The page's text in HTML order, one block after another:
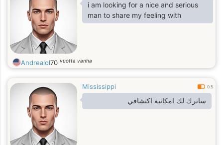
i am looking for a nice and serious
man to share my feeling with
Andrealol70 vuotta vanha
Mississippi 0.5
ساترك لك امكانية اكتشافي